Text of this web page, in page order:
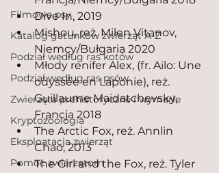
Filmowe psy
Katalog gatunków zwierząt A-Z
Podział według ras kotów
Podział według ras psów
Zwierzęta prehistoryczne i wymarłe
Kryptozoologia
Eksploatacja zwierząt
Pomoc zwierzętom
Dive In, 2019
Mishou, reż. Milen Vitanov,
Niemcy/Bułgaria 2020
Młody renifer Alex, (fr. Ailo: Une
odyssée en Laponie), reż.
Guillaume Maidatchevsky,
Francja 2018
The Arctic Fox, reż. Annlin
Chao, 2013
The Girl and the Fox, reż. Tyler